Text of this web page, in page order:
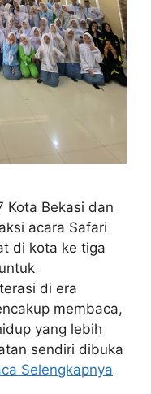
Kota Bekasi dan
acara Safari
di kota ke tiga
di era
membaca,
yang lebih
sendiri dibuka
Selengkapnya